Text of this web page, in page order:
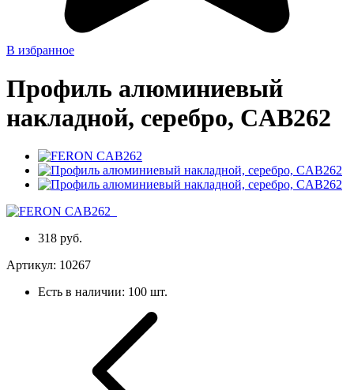
В избранное
Профиль алюминиевый
накладной, серебро, CAB262
318 руб.
Артикул: 10267
Есть в наличии: 100 шт.